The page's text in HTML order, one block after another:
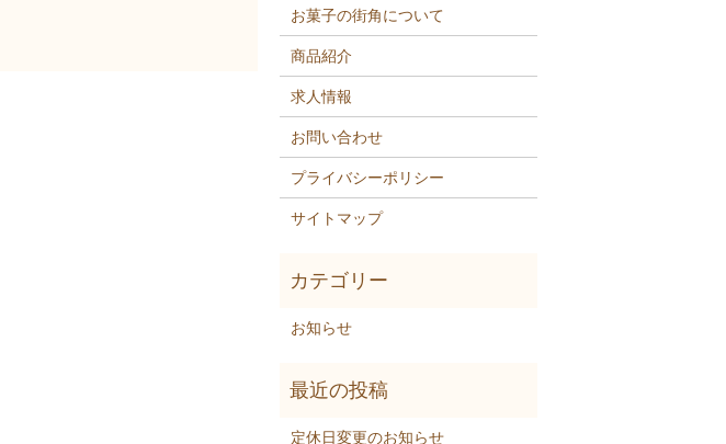
お菓子の街角について
商品紹介
求人情報
お問い合わせ
プライバシーポリシー
サイトマップ
お知らせ
定休日変更のお知らせ